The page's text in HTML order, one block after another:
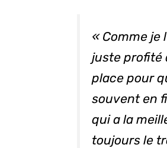
« Comme je
juste profité
place pour
souvent en
qui a la
toujours le